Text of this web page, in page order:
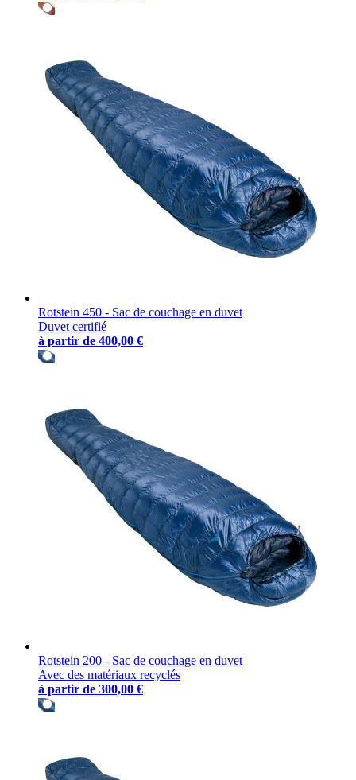
Rotstein 450 - Sac de couchage en duvet
Duvet certifié
à partir de 400,00 €
Rotstein 200 - Sac de couchage en duvet
Avec des matériaux recyclés
à partir de 300,00 €